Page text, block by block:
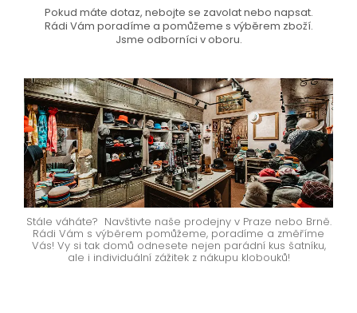
Pokud máte dotaz, nebojte se zavolat nebo napsat.
Rádi Vám poradíme a pomůžeme s výběrem zboží.
Jsme odborníci v oboru.
Stále váháte? Navštivte naše prodejny v Praze nebo Brně.
Rádi Vám s výběrem pomůžeme, poradíme a změříme
Vás! Vy si tak domů odnesete nejen parádní kus šatníku,
ale i individuální zážitek z nákupu klobouků!